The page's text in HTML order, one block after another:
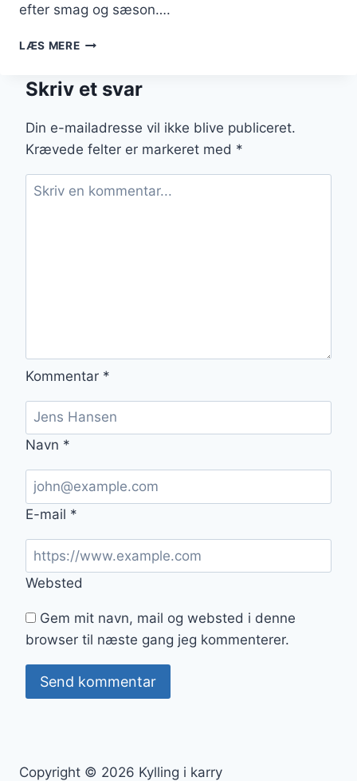
efter smag og sæson….
LÆS MEREKYLLING
MED
OG
GRØNTSAGER
Skriv et svar
Din e-mailadresse vil ikke blive publiceret.
Krævede felter er markeret med *
Kommentar *
Navn *
E-mail *
Websted
Gem mit navn, mail og websted i denne
browser til næste gang jeg kommenterer.
Copyright © 2026 Kylling i karry